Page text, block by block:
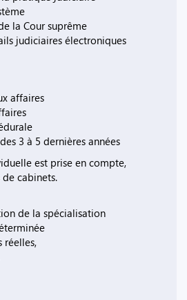
la Cour suprême
judiciaires électroniques
affaires
3 à 5 dernières années
est prise en compte,
cabinets.
de la spécialisation
réelles,